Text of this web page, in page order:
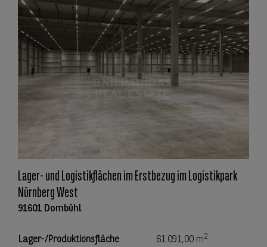
Lager- und Logistikflächen im Erstbezug im Logistikpark
Nürnberg West
91601 Dombühl
Lager-/Produktionsfläche 61.091,00 m2